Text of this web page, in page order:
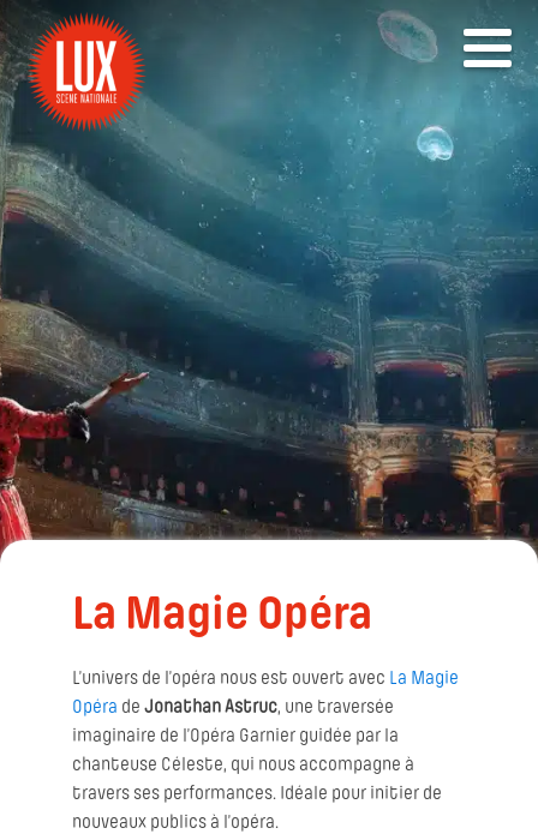
La Magie Opéra
L’univers de l’opéra nous est ouvert avec La Magie
Opéra de Jonathan Astruc, une traversée
imaginaire de l’Opéra Garnier guidée par la
chanteuse Céleste, qui nous accompagne à
travers ses performances. Idéale pour initier de
nouveaux publics à l’opéra.